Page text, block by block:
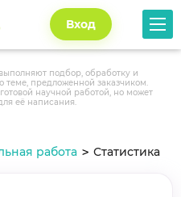
Вход
подбор, обработку и
теме, предложенной заказчиком.
научной работой, но может
её написания.
работа Статистика